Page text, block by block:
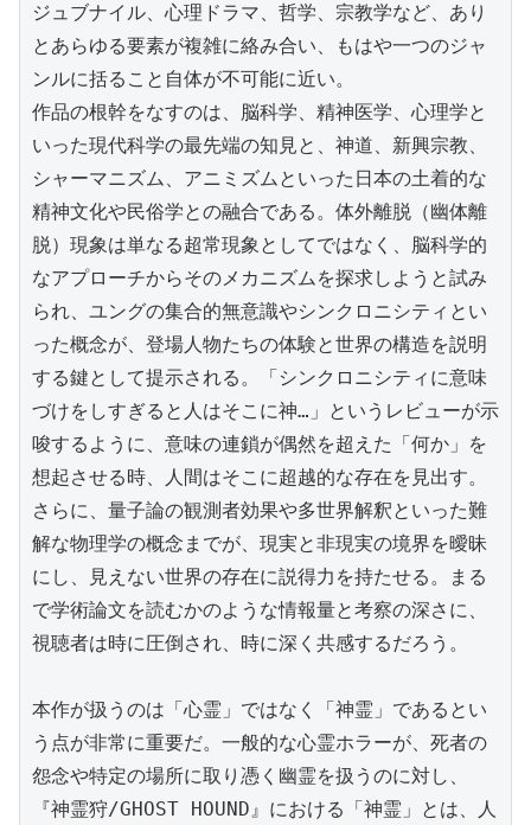
ジュブナイル、心理ドラマ、哲学、宗教学など、あり
とあらゆる要素が複雑に絡み合い、もはや一つのジャ
ンルに括ること自体が不可能に近い。
作品の根幹をなすのは、脳科学、精神医学、心理学と
いった現代科学の最先端の知見と、神道、新興宗教、
シャーマニズム、アニミズムといった日本の土着的な
精神文化や民俗学との融合である。体外離脱（幽体離
脱）現象は単なる超常現象としてではなく、脳科学的
なアプローチからそのメカニズムを探求しようと試み
られ、ユングの集合的無意識やシンクロニシティとい
った概念が、登場人物たちの体験と世界の構造を説明
する鍵として提示される。「シンクロニシティに意味
づけをしすぎると人はそこに神…」というレビューが示
唆するように、意味の連鎖が偶然を超えた「何か」を
想起させる時、人間はそこに超越的な存在を見出す。
さらに、量子論の観測者効果や多世界解釈といった難
解な物理学の概念までが、現実と非現実の境界を曖昧
にし、見えない世界の存在に説得力を持たせる。まる
で学術論文を読むかのような情報量と考察の深さに、
視聴者は時に圧倒され、時に深く共感するだろう。
本作が扱うのは「心霊」ではなく「神霊」であるとい
う点が非常に重要だ。一般的な心霊ホラーが、死者の
怨念や特定の場所に取り憑く幽霊を扱うのに対し、
『神霊狩/GHOST HOUND』における「神霊」とは、人